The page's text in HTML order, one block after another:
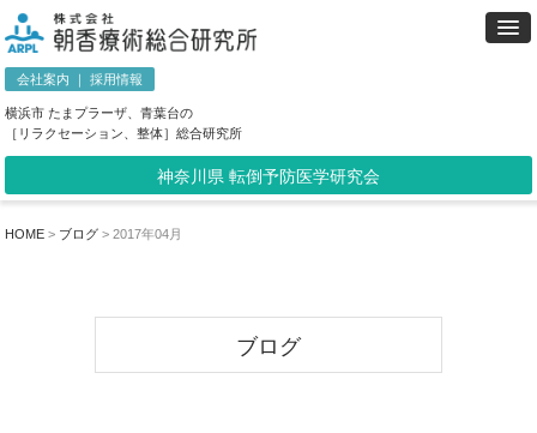
会社案内 ｜採用情報
横浜市 たまプラーザ、青葉台の
［リラクセーション、整体］総合研究所
神奈川県 転倒予防医学研究会
HOME > ブログ > 2017年04月
ブログ